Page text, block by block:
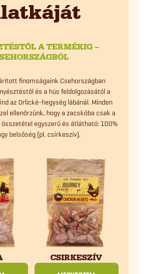
A TERMÉKIG –
finomságaink Csehországban
és a hús feldolgozásától a
az Orlické-hegység lábánál. Minden
ellenőrzünk, hogy a zacskóba csak a
összetétel egyszerű és átlátható: 100%
belsőség (pl. csirkeszív).
CSIRKESZÍV